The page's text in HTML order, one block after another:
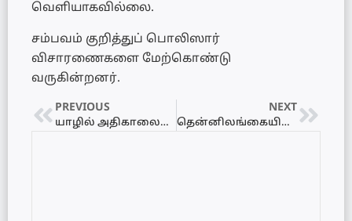
வெளியாகவில்லை.
சம்பவம் குறித்துப் பொலிஸார்
விசாரணைகளை மேற்கொண்டு
வருகின்றனர்.
PREVIOUS
யாழில் அதிகாலையில் பரபரப்பு: வீடு சுற்றி வளைப்பு
NEXT
தென்னிலங்கையில் பரபரப்பு: துப்பாக்கிச் சூட்டிற்கு இலக்கான வெலிகம பிரதேச சபை தலைவர் உயிரிழப்பு!